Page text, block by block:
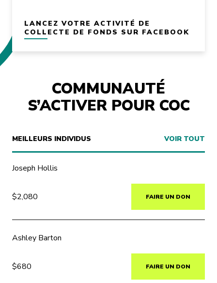
LANCEZ VOTRE ACTIVITÉ DE
COLLECTE DE FONDS SUR FACEBOOK
COMMUNAUTÉ
S’ACTIVER POUR COC
MEILLEURS INDIVIDUS VOIR TOUT
Joseph Hollis
$2,080 FAIRE UN DON
Ashley Barton
$680 FAIRE UN DON